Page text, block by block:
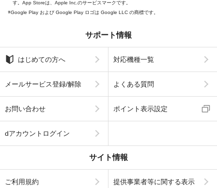
す。App Storeは、Apple Inc.のサービスマークです。
Google Play および Google Play ロゴは Google LLC の商標です。
サポート情報
はじめての方へ 対応機種一覧
メールサービス登録/解除 よくある質問
お問い合わせ ポイント表示設定
dアカウントログイン
サイト情報
ご利用規約 提供事業者等に関する表示